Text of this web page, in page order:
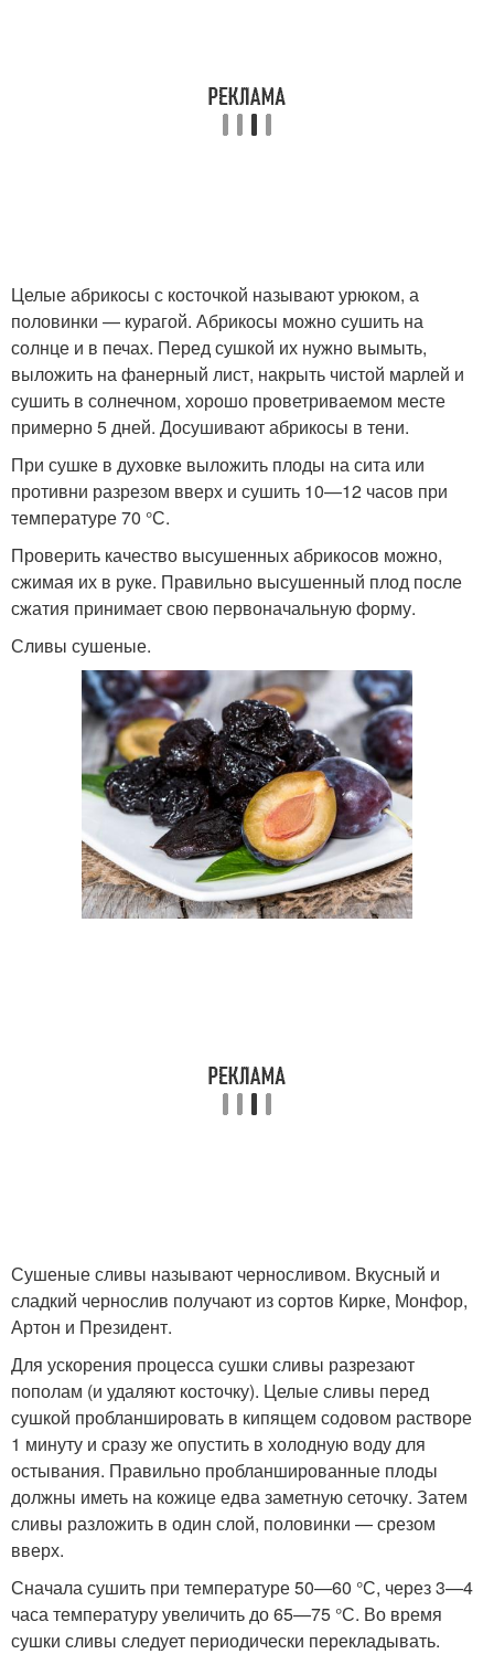
Целые абрикосы с косточкой называют урюком, а
половинки — курагой. Абрикосы можно сушить на
солнце и в печах. Перед сушкой их нужно вымыть,
выложить на фанерный лист, накрыть чистой марлей и
сушить в солнечном, хорошо проветриваемом месте
примерно 5 дней. Досушивают абрикосы в тени.
При сушке в духовке выложить плоды на сита или
противни разрезом вверх и сушить 10—12 часов при
температуре 70 °С.
Проверить качество высушенных абрикосов можно,
сжимая их в руке. Правильно высушенный плод после
сжатия принимает свою первоначальную форму.
Сливы сушеные.
Сушеные сливы называют черносливом. Вкусный и
сладкий чернослив получают из сортов Кирке, Монфор,
Артон и Президент.
Для ускорения процесса сушки сливы разрезают
пополам (и удаляют косточку). Целые сливы перед
сушкой пробланшировать в кипящем содовом растворе
1 минуту и сразу же опустить в холодную воду для
остывания. Правильно пробланшированные плоды
должны иметь на кожице едва заметную сеточку. Затем
сливы разложить в один слой, половинки — срезом
вверх.
Сначала сушить при температуре 50—60 °С, через 3—4
часа температуру увеличить до 65—75 °С. Во время
сушки сливы следует периодически перекладывать.